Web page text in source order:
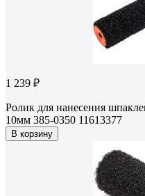
1 239 ₽
Ролик для нанесения
10мм 385-0350 11613377
В корзину